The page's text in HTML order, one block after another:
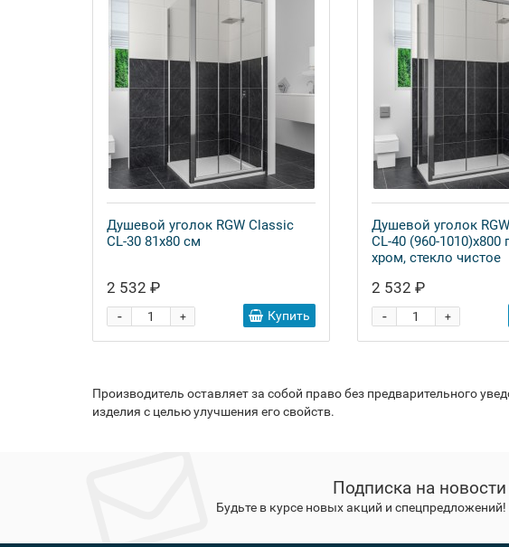
Душевой уголок RGW Classic
CL-30 81х80 см
2 532 ₽
+
- Купить
Душевой уголок
CL-40 (960-
хром, стекло чистое
2 532 ₽
+
-
Производитель оставляет за собой право без предварительного
изделия с целью улучшения его свойств.
Подписка на новости
Будьте в курсе новых акций и спецпредложений!